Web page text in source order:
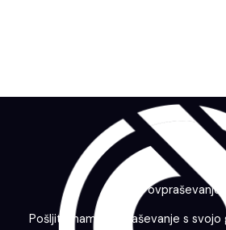
Povpraševanje
Pošljite nam povpraševanje s svojo